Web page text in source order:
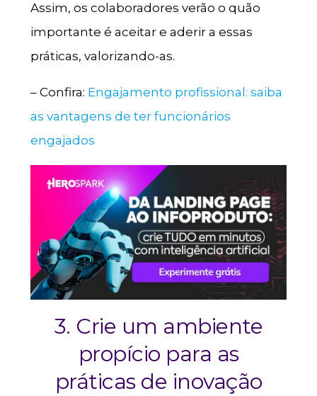
Assim, os colaboradores verão o quão
importante é aceitar e aderir a essas
práticas, valorizando-as.
– Confira: Engajamento profissional: saiba
as vantagens de ter funcionários
engajados
3. Crie um ambiente
propício para as
práticas de inovação